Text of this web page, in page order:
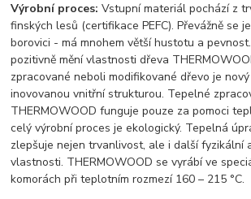
Výrobní proces: Vstupní materiál pochází z
finských lesů (certifikace PEFC). Převážně se
borovici - má mnohem větší hustotu a
pozitivně mění vlastnosti dřeva
zpracované neboli modifikované dřevo je
inovovanou vnitřní strukturou. Tepelné
THERMOWOOD funguje pouze za pomoci
celý výrobní proces je ekologický. Tepelná
zlepšuje nejen trvanlivost, ale i další fyzikální
vlastnosti. THERMOWOOD se vyrábí ve
komorách při teplotním rozmezí 160 – 215 °C.